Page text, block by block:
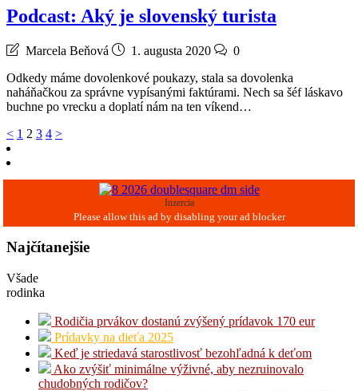
Podcast: Aký je slovenský turista
Marcela Beňová 1. augusta 2020
0
Odkedy máme dovolenkové poukazy, stala sa dovolenka
naháňačkou za správne vypísanými faktúrami. Nech sa šéf láskavo
buchne po vrecku a doplatí nám na ten víkend…
Stránkovanie
príspevkov
< 1 2 3 4 >
Inzercia
Najčítanejšie
Všade
rodinka
Rodičia prvákov dostanú zvýšený prídavok 170 eur
Prídavky na dieťa 2025
Keď je striedavá starostlivosť bezohľadná k deťom
Ako zvýšiť minimálne výživné, aby nezruinovalo
chudobných rodičov?